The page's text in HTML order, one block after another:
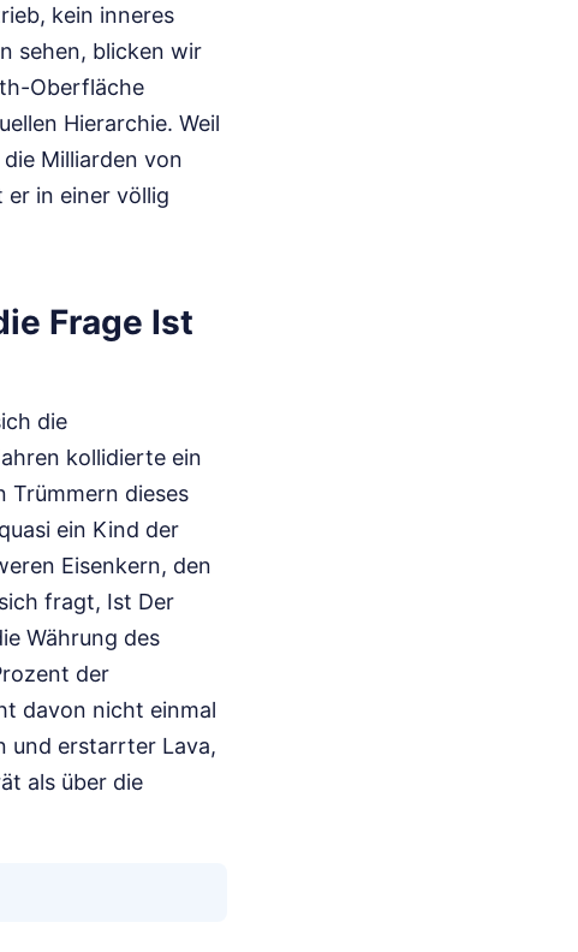
kein inneres
sehen, blicken wir
Oberfläche
Hierarchie. Weil
Milliarden von
in einer völlig
Frage Ist
die
kollidierte ein
Trümmern dieses
ein Kind der
Eisenkern, den
fragt, Ist Der
Währung des
der
davon nicht einmal
und erstarrter Lava,
als über die